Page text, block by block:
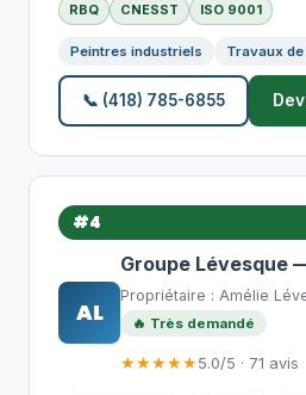
RBQ CNESST ISO 9001
Peintres industriels Travaux
📞 (418) 785-6855
#4
AL
Groupe Lévesque
Propriétaire : Amélie
🔥 Très demandé
★★★★★5.0/5 · 71 avis